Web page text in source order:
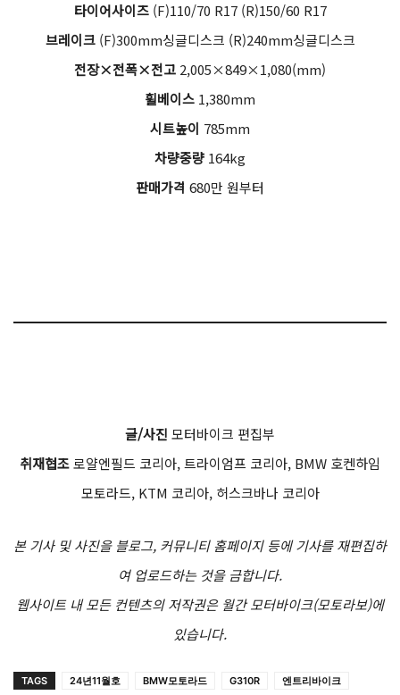
타이어사이즈 (F)110/70 R17 (R)150/60 R17
브레이크 (F)300mm싱글디스크 (R)240mm싱글디스크
전장×전폭×전고 2,005×849×1,080(mm)
휠베이스 1,380mm
시트높이 785mm
차량중량 164kg
판매가격 680만 원부터
글/사진 모터바이크 편집부
취재협조로얄엔필드 코리아, 트라이엄프 코리아, BMW 호켄하임
모토라드, KTM 코리아, 허스크바나 코리아
본 기사 및 사진을 블로그, 커뮤니티 홈페이지 등에 기사를 재편집하
여 업로드하는 것을 금합니다.
웹사이트 내 모든 컨텐츠의 저작권은 월간 모터바이크(모토라보)에
있습니다.
TAGS 24년11월호 BMW모토라드 G310R
엔트리바이크